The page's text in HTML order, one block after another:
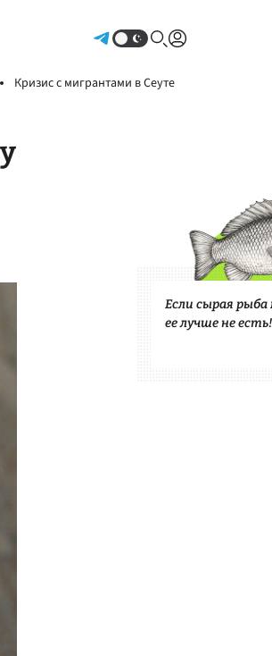
Кризис с мигрантами в Сеуте
Если сырая
ее лучше не есть!